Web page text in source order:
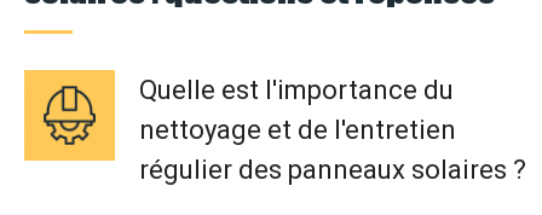
Quelle est l'importance du
nettoyage et de l'entretien
régulier des panneaux solaires ?